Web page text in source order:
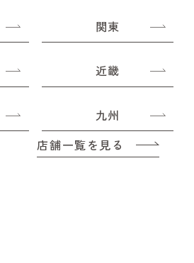
関東
近畿
九州
店舗一覧を見る